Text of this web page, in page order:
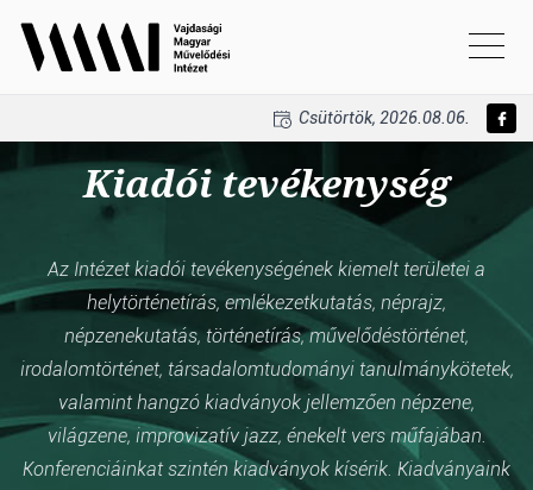
Csütörtök, 2026.08.06.
Kiadói tevékenység
Az Intézet kiadói tevékenységének kiemelt területei a
helytörténetírás, emlékezetkutatás, néprajz,
népzenekutatás, történetírás, művelődéstörténet,
irodalomtörténet, társadalomtudományi tanulmánykötetek,
valamint hangzó kiadványok jellemzően népzene,
világzene, improvizatív jazz, énekelt vers műfajában.
Konferenciáinkat szintén kiadványok kísérik. Kiadványaink